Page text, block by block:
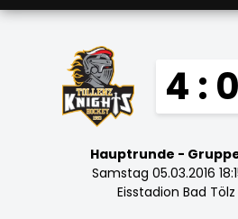
4 : 0
Hauptrunde - Gruppe
Samstag 05.03.2016
Eisstadion Bad